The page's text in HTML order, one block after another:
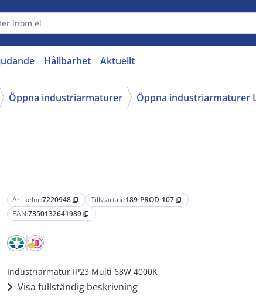
Hållbarhet Aktuellt
Öppna industriarmaturer Öppna industriarmaturer
Artikelnr:7220948 content_copy Tillv.art.nr:189-PROD-107 content_copy
EAN:7350132641989 content_copy
Industriarmatur IP23 Multi 68W 4000K
Visa fullständig beskrivning